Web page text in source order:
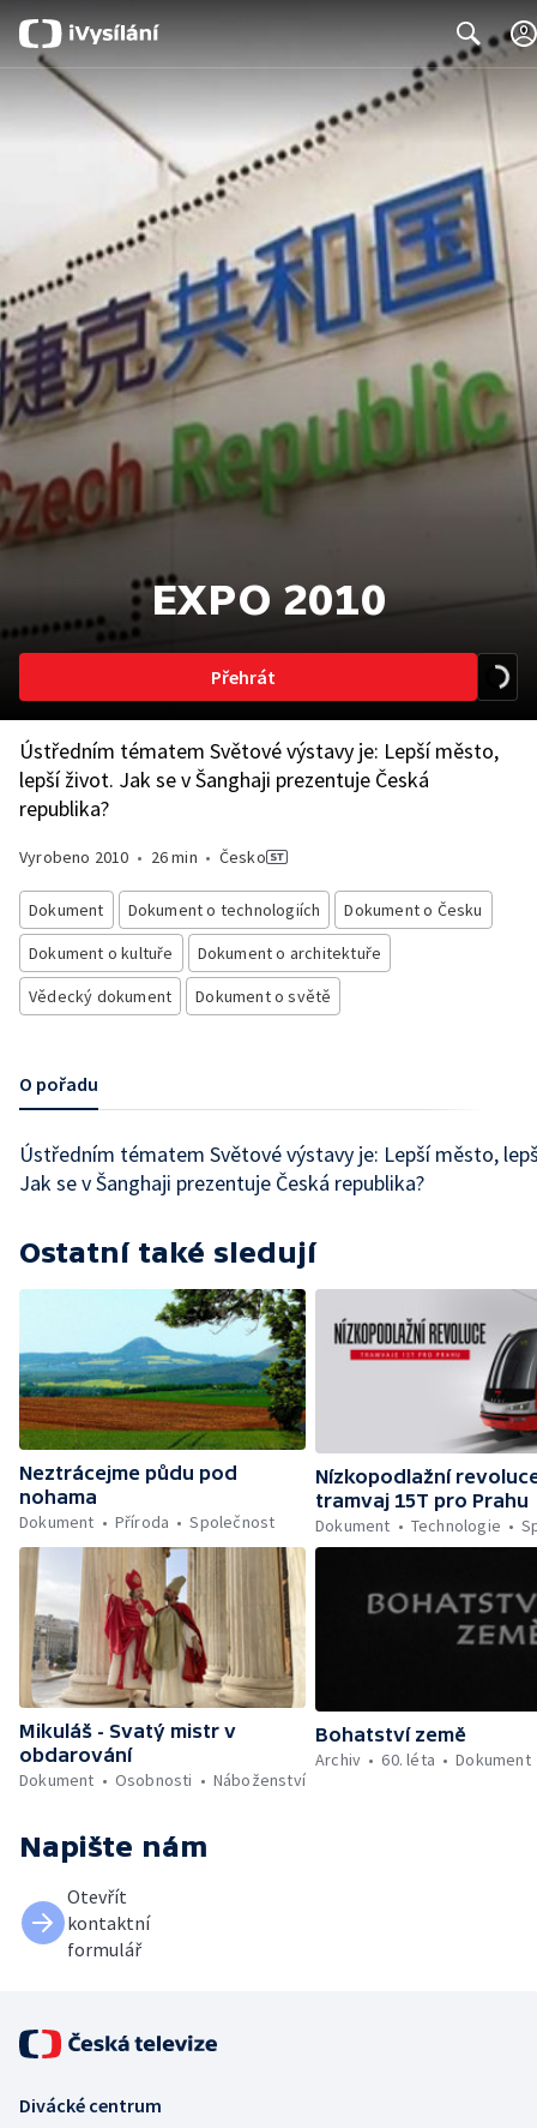
Search
EXPO 2010
Přehrát
Ústředním tématem Světové výstavy je: Lepší město,
lepší život. Jak se v Šanghaji prezentuje Česká
republika?
Vyrobeno 2010 • 26 min • Česko
Dokument Dokument o technologiích
Dokument o Česku
Dokument o kultuře
Dokument o architektuře
Vědecký dokument
Dokument o světě
O pořadu
Ústředním tématem Světové výstavy je: Lepší město,
Jak se v Šanghaji prezentuje Česká republika?
Ostatní také sledují
Neztrácejme půdu pod
nohama
Dokument
Příroda Společnost
Nízkopodlažní
tramvaj 15T pro Prahu
Dokument
Technologie
Mikuláš - Svatý mistr v
obdarování
Dokument
Osobnosti Náboženství
Bohatství země
Archiv
60. léta Dokument
Napište nám
Otevřít
kontaktní
formulář
Divácké centrum